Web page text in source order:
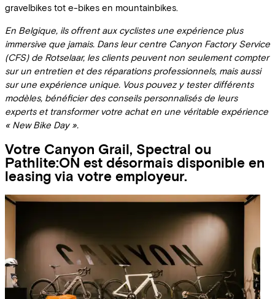
gravelbikes tot e-bikes en mountainbikes.
En Belgique, ils offrent aux cyclistes une expérience plus
immersive que jamais. Dans leur centre Canyon Factory Service
(CFS) de Rotselaar, les clients peuvent non seulement compter
sur un entretien et des réparations professionnels, mais aussi
sur une expérience unique. Vous pouvez y tester différents
modèles, bénéficier des conseils personnalisés de leurs
experts et transformer votre achat en une véritable expérience
« New Bike Day ».
Votre Canyon Grail, Spectral ou
Pathlite:ON est désormais disponible en
leasing via votre employeur.